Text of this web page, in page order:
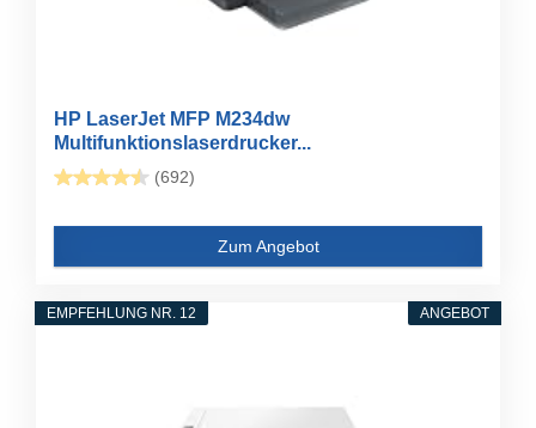
HP LaserJet MFP M234dw
Multifunktionslaserdrucker...
(692)
Zum Angebot
ANGEBOT
EMPFEHLUNG NR. 12